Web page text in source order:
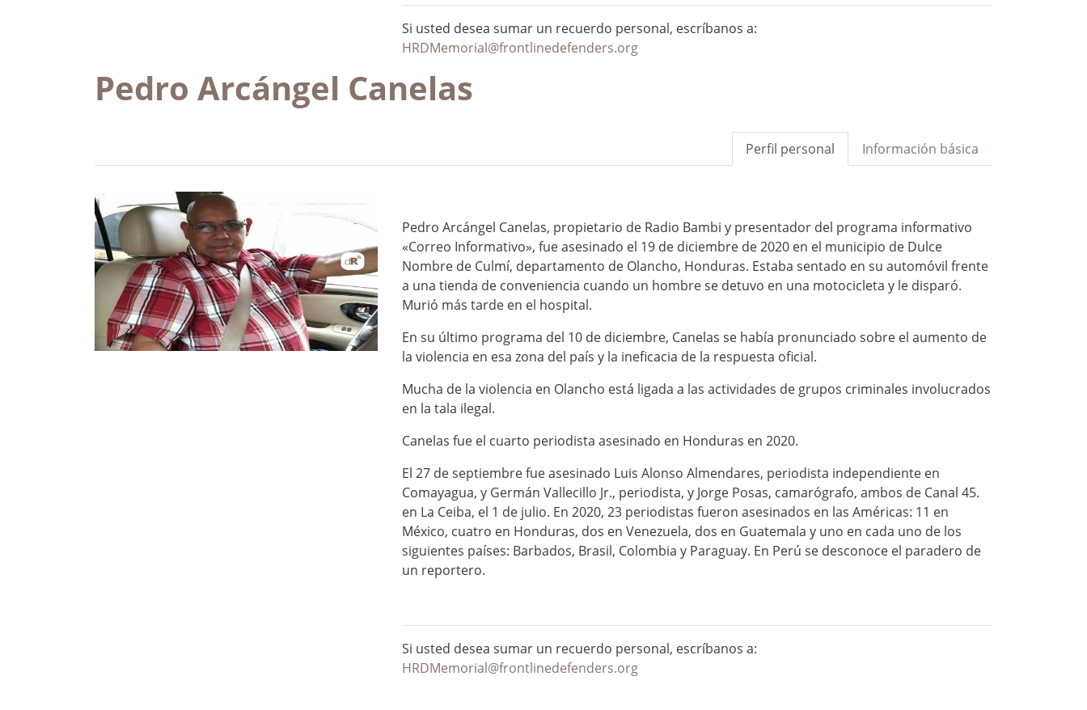
Si usted desea sumar un recuerdo personal, escríbanos a:
HRDMemorial@frontlinedefenders.org
Pedro Arcángel Canelas
Información básica
Perfil personal
Pedro Arcángel Canelas, propietario de Radio Bambi y presentador del programa informativo
«Correo Informativo», fue asesinado el 19 de diciembre de 2020 en el municipio de Dulce
Nombre de Culmí, departamento de Olancho, Honduras. Estaba sentado en su automóvil frente
a una tienda de conveniencia cuando un hombre se detuvo en una motocicleta y le disparó.
Murió más tarde en el hospital.
En su último programa del 10 de diciembre, Canelas se había pronunciado sobre el aumento de
la violencia en esa zona del país y la ineficacia de la respuesta oficial.
Mucha de la violencia en Olancho está ligada a las actividades de grupos criminales involucrados
en la tala ilegal.
Canelas fue el cuarto periodista asesinado en Honduras en 2020.
El 27 de septiembre fue asesinado Luis Alonso Almendares, periodista independiente en
Comayagua, y Germán Vallecillo Jr., periodista, y Jorge Posas, camarógrafo, ambos de Canal 45.
en La Ceiba, el 1 de julio. En 2020, 23 periodistas fueron asesinados en las Américas: 11 en
México, cuatro en Honduras, dos en Venezuela, dos en Guatemala y uno en cada uno de los
siguientes países: Barbados, Brasil, Colombia y Paraguay. En Perú se desconoce el paradero de
un reportero.
Si usted desea sumar un recuerdo personal, escríbanos a:
HRDMemorial@frontlinedefenders.org